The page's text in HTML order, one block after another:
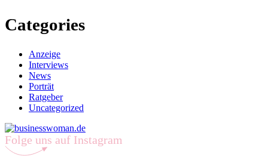
Categories
Anzeige
Interviews
News
Porträt
Ratgeber
Uncategorized
Folge uns auf Instagram